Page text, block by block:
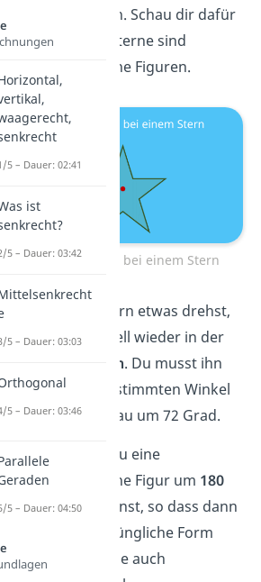
drehsymmetrisch. Schau dir dafür
einen Stern an. Sterne sind
drehsymmetrische Figuren.
Drehsymmetrie bei einem Stern
Wenn du den Stern etwas drehst,
hast du ihn schnell wieder in der
gleichen Position. Du musst ihn
nur um einen bestimmten Winkel
drehen, hier genau um 72 Grad.
Hinweis
: Wenn du eine
drehsymmetrische Figur um 180
Graddrehen kannst, so dass dann
wieder die ursprüngliche Form
rauskommt, ist sie auch
5 – Dauer: 02:41
ist
5 – Dauer: 03:42
5 – Dauer: 03:03
5 – Dauer: 03:46
5 – Dauer: 04:50